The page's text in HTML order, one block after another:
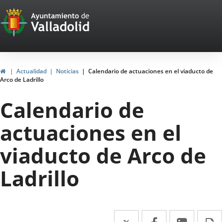
Portal
Web
del
Ayuntamiento
de
Valladolid
InicioActualidad Noticias
Calendario de actuaciones en el viaducto de
Arco de Ladrillo
Calendario de
actuaciones en el
viaducto de Arco de
Ladrillo
Twitter
Enlace Facebook
EnlaceEnlace